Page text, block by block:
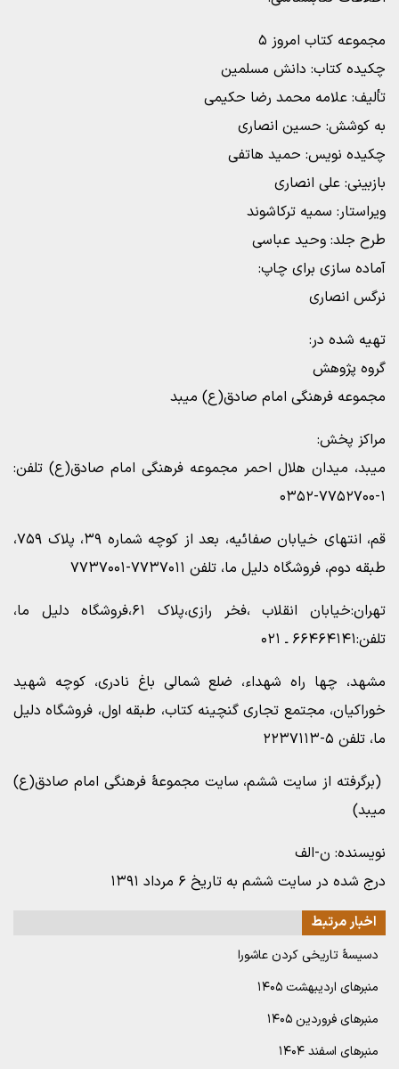
مجموعه کتاب امروز ۵
چکیده کتاب: دانش مسلمین
تألیف: علامه محمد رضا حکیمی
به کوشش: حسین انصاری
چکیده نویس: حمید هاتفی
بازبینی: علی انصاری
ویراستار: سمیه ترکاشوند
طرح جلد: وحید عباسی
آماده سازی برای چاپ:
نرگس انصاری
تهیه شده در:
گروه پژوهش
مجموعه فرهنگی امام صادق(ع) میبد
مراکز پخش:
میبد، میدان هلال احمر مجموعه فرهنگی امام صادق(ع) تلفن:
۱-۷۷۵۲۷۰۰-۰۳۵۲
قم، انتهای خیابان صفائیه، بعد از کوچه شماره ۳۹، پلاک ۷۵۹،
طبقه دوم، فروشگاه دلیل ما، تلفن ۷۷۳۷۰۱۱-۷۷۳۷۰۰۱
تهران:خیابان انقلاب ،فخر رازی،پلاک ۶۱،فروشگاه دلیل ما،
تلفن:۶۶۴۶۴۱۴۱ ـ ۰۲۱
مشهد، چها راه شهداء، ضلع شمالی باغ نادری، کوچه شهید
خوراکیان، مجتمع تجاری گنچینه کتاب، طبقه اول، فروشگاه دلیل
ما، تلفن ۵-۲۲۳۷۱۱۳
(برگرفته از سایت ششم، سایت مجموعۀ فرهنگی امام صادق(ع)
میبد)
نویسنده: ن-الف
درج شده در سایت ششم به تاریخ ۶ مرداد ۱۳۹۱
اخبار مرتبط
دسیسۀ تاریخی کردن عاشورا
منبرهای اردیبهشت ۱۴۰۵
منبرهای فروردین ۱۴۰۵
منبرهای اسفند ۱۴۰۴